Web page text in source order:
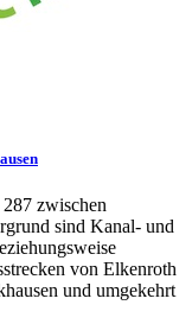
zwischen
sind Kanal- und
von Elkenroth
und umgekehrt